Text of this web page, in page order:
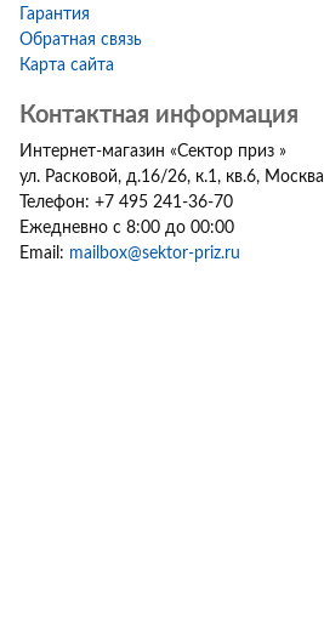
Гарантия
Обратная связь
Карта сайта
Контактная информация
Интернет-магазин «Сектор приз »
ул. Расковой, д.16/26, к.1, кв.6, Москва
Телефон: +7 495 241-36-70
Ежедневно с 8:00 до 00:00
Email: mailbox@sektor-priz.ru